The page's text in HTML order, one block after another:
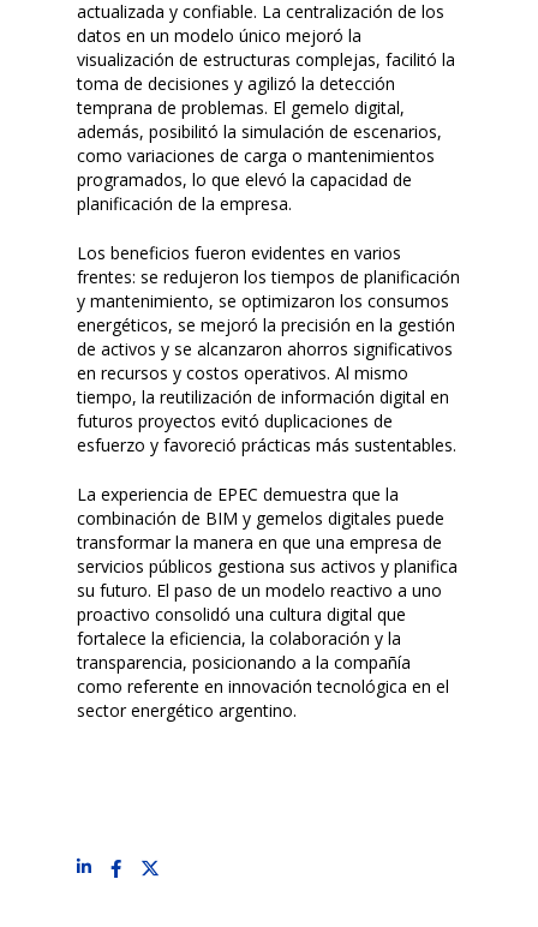
actualizada y confiable. La centralización de los
datos en un modelo único mejoró la
visualización de estructuras complejas, facilitó la
toma de decisiones y agilizó la detección
temprana de problemas. El gemelo digital,
además, posibilitó la simulación de escenarios,
como variaciones de carga o mantenimientos
programados, lo que elevó la capacidad de
planificación de la empresa.
Los beneficios fueron evidentes en varios
frentes: se redujeron los tiempos de planificación
y mantenimiento, se optimizaron los consumos
energéticos, se mejoró la precisión en la gestión
de activos y se alcanzaron ahorros significativos
en recursos y costos operativos. Al mismo
tiempo, la reutilización de información digital en
futuros proyectos evitó duplicaciones de
esfuerzo y favoreció prácticas más sustentables.
La experiencia de EPEC demuestra que la
combinación de BIM y gemelos digitales puede
transformar la manera en que una empresa de
servicios públicos gestiona sus activos y planifica
su futuro. El paso de un modelo reactivo a uno
proactivo consolidó una cultura digital que
fortalece la eficiencia, la colaboración y la
transparencia, posicionando a la compañía
como referente en innovación tecnológica en el
sector energético argentino.